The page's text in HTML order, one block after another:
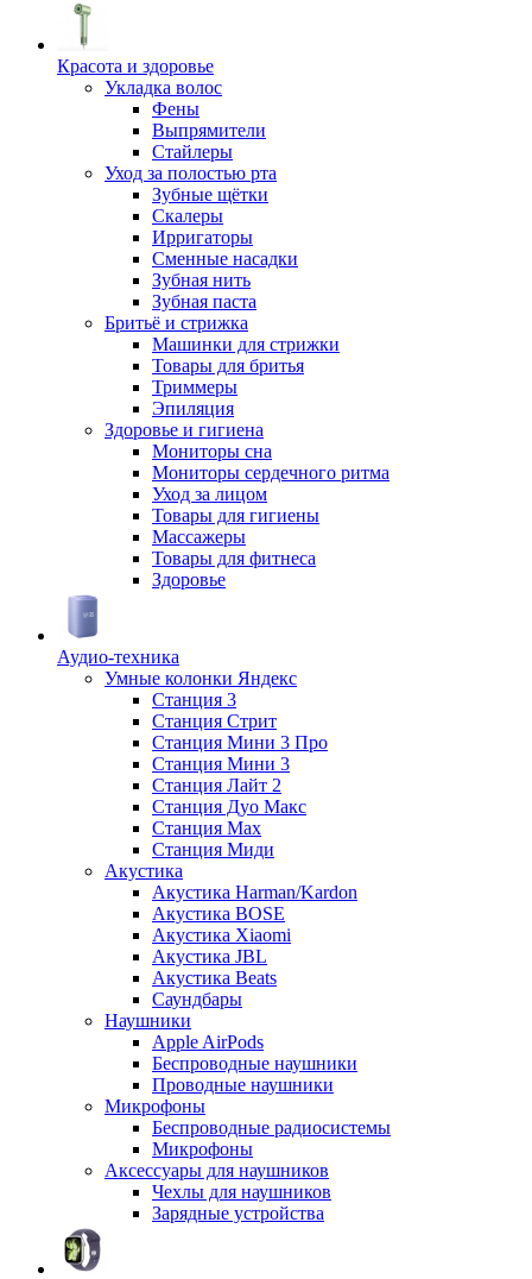
Красота и здоровье
Укладка волос
Фены
Выпрямители
Стайлеры
Уход за полостью рта
Зубные щётки
Скалеры
Ирригаторы
Сменные насадки
Зубная нить
Зубная паста
Бритьё и стрижка
Машинки для стрижки
Товары для бритья
Триммеры
Эпиляция
Здоровье и гигиена
Мониторы сна
Мониторы сердечного ритма
Уход за лицом
Товары для гигиены
Массажеры
Товары для фитнеса
Здоровье
Аудио-техника
Умные колонки Яндекс
Станция 3
Станция Стрит
Станция Мини 3 Про
Станция Мини 3
Станция Лайт 2
Станция Дуо Макс
Станция Max
Станция Миди
Акустика
Акустика Harman/Kardon
Акустика BOSE
Акустика Xiaomi
Акустика JBL
Акустика Beats
Саундбары
Наушники
Apple AirPods
Беспроводные наушники
Проводные наушники
Микрофоны
Беспроводные радиосистемы
Микрофоны
Аксессуары для наушников
Чехлы для наушников
Зарядные устройства